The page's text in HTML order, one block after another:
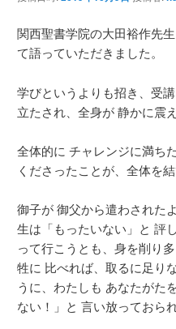
関西聖書学院の大田裕作先
て語っていただきました。
学びというよりも招き、受
立たされ、全身が 静かに震
全体的に チャレンジに満ち
くださったことが、全体を
御子が 御父から遣わされた
生は「もったいない」と 評
って行こうとも、身を削り
牲に 比べれば、取るに足り
うに、わたしも あなたがた
ない！」と 言い放っておら